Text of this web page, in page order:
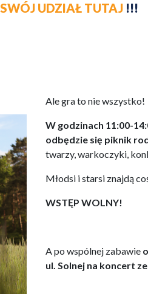
UDZIAŁ TUTAJ !!!
Ale gra to nie wszystko!
W godzinach 11:00-
odbędzie się piknik
twarzy, warkoczyki,
Młodsi i starsi znajdą
WSTĘP WOLNY!
A po wspólnej zabawie
ul. Solnej na koncert